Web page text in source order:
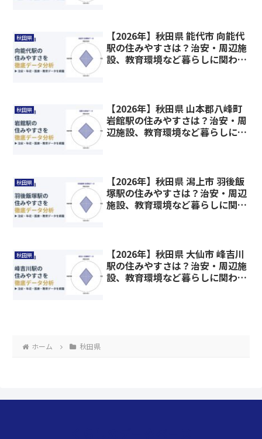
秋田県
【2026年】秋田県 能代市 向能代
駅の住みやすさは？治安・周辺施
設、教育環境など暮らしに関わる
秋田県
【2026年】秋田県 山本郡八峰町
岩館駅の住みやすさは？治安・周
辺施設、教育環境など暮らしに関
秋田県
【2026年】秋田県 潟上市 羽後飯
塚駅の住みやすさは？治安・周辺
施設、教育環境など暮らしに関わ
秋田県
【2026年】秋田県 大仙市 峰吉川
駅の住みやすさは？治安・周辺施
設、教育環境など暮らしに関わる
ホーム 秋田県